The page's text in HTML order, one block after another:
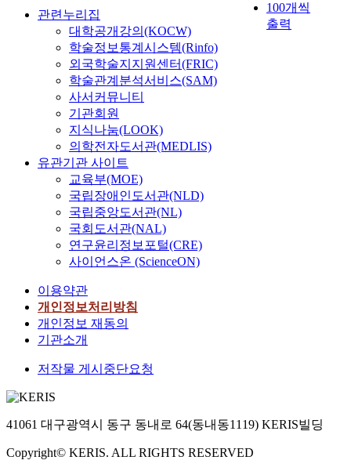
으
S
100개씩
출력
관련누리집
대학공개강의(KOCW)
학술정보통계시스템(Rinfo)
외국학술지지원센터(FRIC)
학술관계분석서비스(SAM)
사서커뮤니티
기관회원
지식나눔(LOOK)
의학전자도서관(MEDLIS)
유관기관 사이트
교육부(MOE)
국립장애인도서관(NLD)
국립중앙도서관(NL)
국회도서관(NAL)
연구윤리정보포털(CRE)
사이언스온 (ScienceON)
이용약관
개인정보처리방침
개인정보 재동의
기관소개
저작물 게시중단요청
41061 대구광역시 동구 동내로 64(동내동1119) KERIS빌딩
Copyright© KERIS. ALL RIGHTS RESERVED